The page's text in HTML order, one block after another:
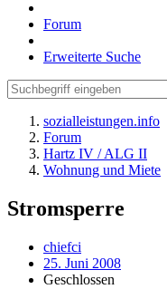
Forum
Erweiterte Suche
sozialleistungen.info
Forum
Hartz IV / ALG II
Wohnung und Miete
Stromsperre
chiefci
25. Juni 2008
Geschlossen